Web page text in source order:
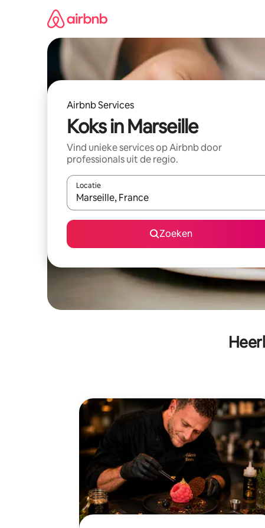
Airbnb Services
Koks in Marseille
Vind unieke services op Airbnb door
professionals uit de regio.
Locatie
Wanneer er resultaten beschikbaar zijn, maak je
Zoeken